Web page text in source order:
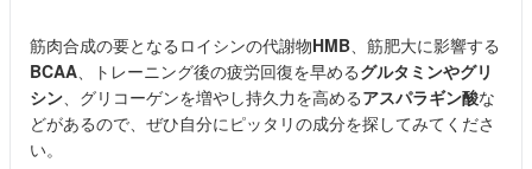
筋肉合成の要となるロイシンの代謝物HMB 、筋肥大に影響する
BCAA 、トレーニング後の疲労回復を早めるグルタミンやグリ
シン 、グリコーゲンを増やし持久力を高めるアスパラギン酸な
どがあるので、ぜひ自分にピッタリの成分を探してみてくださ
い。